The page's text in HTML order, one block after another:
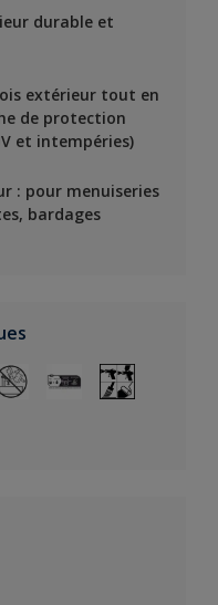
durable et
extérieur tout en
de protection
et intempéries)
: pour menuiseries
bardages